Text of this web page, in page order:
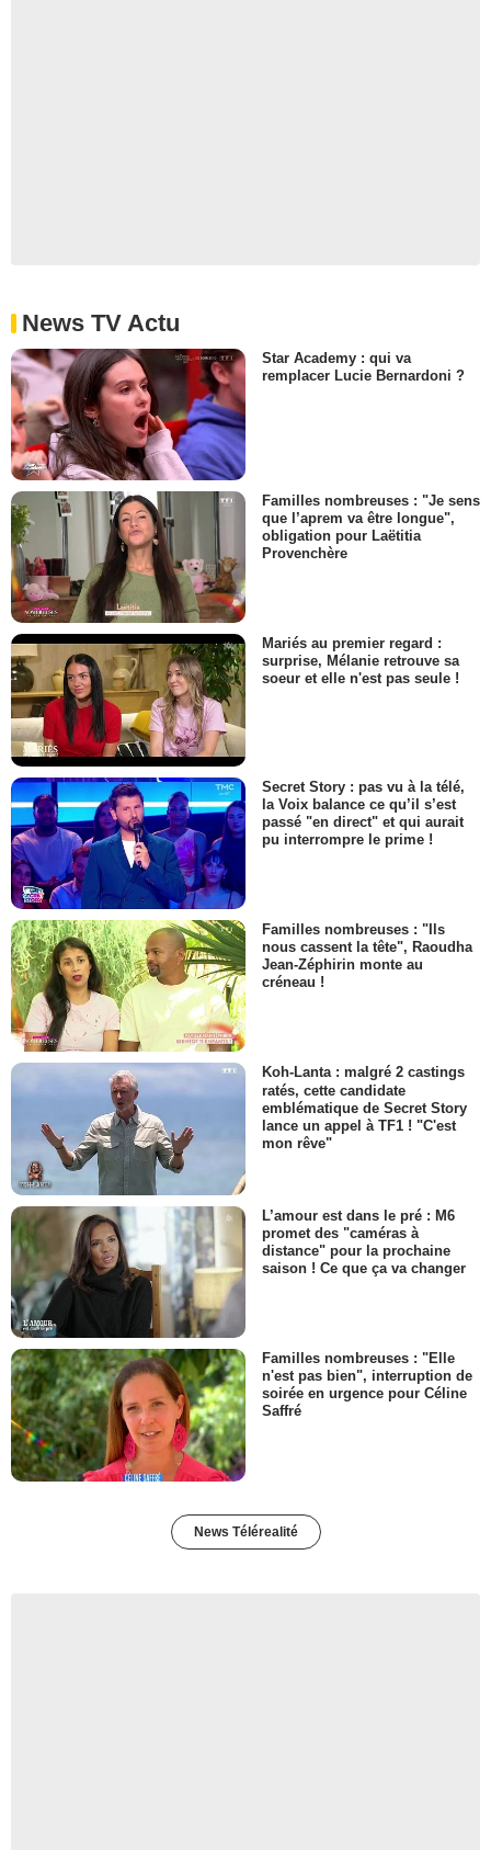
News TV Actu
Star Academy : qui va
remplacer Lucie Bernardoni ?
Familles nombreuses : "Je sens
que l’aprem va être longue",
obligation pour Laëtitia
Provenchère
Mariés au premier regard :
surprise, Mélanie retrouve sa
soeur et elle n'est pas seule !
Secret Story : pas vu à la télé,
la Voix balance ce qu’il s’est
passé "en direct" et qui aurait
pu interrompre le prime !
Familles nombreuses : "Ils
nous cassent la tête", Raoudha
Jean-Zéphirin monte au
créneau !
Koh-Lanta : malgré 2 castings
ratés, cette candidate
emblématique de Secret Story
lance un appel à TF1 ! "C'est
mon rêve"
L’amour est dans le pré : M6
promet des "caméras à
distance" pour la prochaine
saison ! Ce que ça va changer
Familles nombreuses : "Elle
n'est pas bien", interruption de
soirée en urgence pour Céline
Saffré
News Télérealité